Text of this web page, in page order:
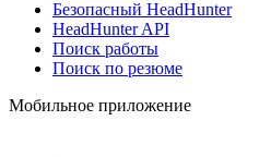
Безопасный HeadHunter
HeadHunter API
Поиск работы
Поиск по резюме
Мобильное приложение